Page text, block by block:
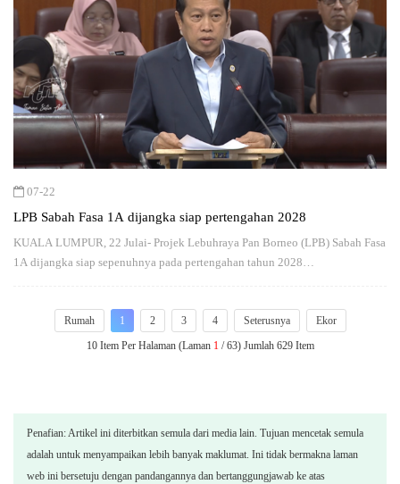
07-22
LPB Sabah Fasa 1A dijangka siap pertengahan 2028
KUALA LUMPUR, 22 Julai- Projek Lebuhraya Pan Borneo (LPB) Sabah Fasa
1A dijangka siap sepenuhnya pada pertengahan tahun 2028…
Rumah 1 2 3 4 Seterusnya
Ekor
10 Item Per Halaman (Laman 1/ 63) Jumlah 629 Item
Penafian: Artikel ini diterbitkan semula dari media lain. Tujuan mencetak semula
adalah untuk menyampaikan lebih banyak maklumat. Ini tidak bermakna laman
web ini bersetuju dengan pandangannya dan bertanggungjawab ke atas